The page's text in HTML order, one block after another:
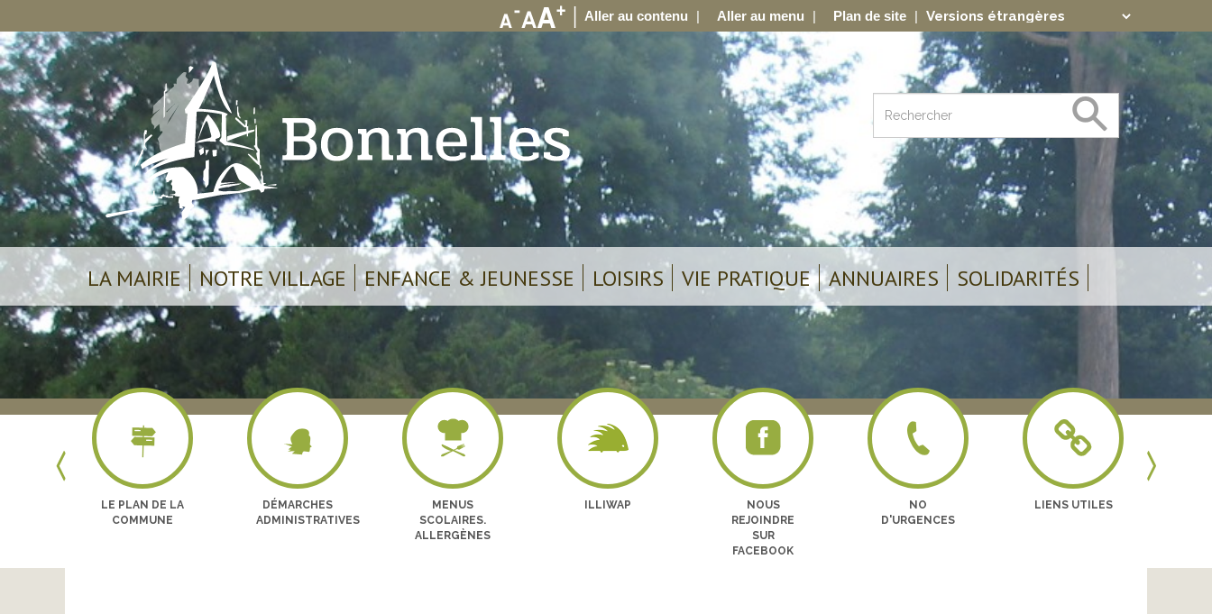
Aller au contenu Aller au menu Plan de site
Powered by Translate
LA MAIRIE NOTRE VILLAGE ENFANCE & JEUNESSE LOISIRS VIE PRATIQUE ANNUAIRES SOLIDARITÉS
Previous
LE PLAN DE LA
COMMUNE
DÉMARCHES
ADMINISTRATIVES
MENUS
SCOLAIRES.
ALLERGÈNES
ILLIWAP
NOUS
REJOINDRE
SUR
FACEBOOK
NO
D'URGENCES
LIENS UTILES
Next